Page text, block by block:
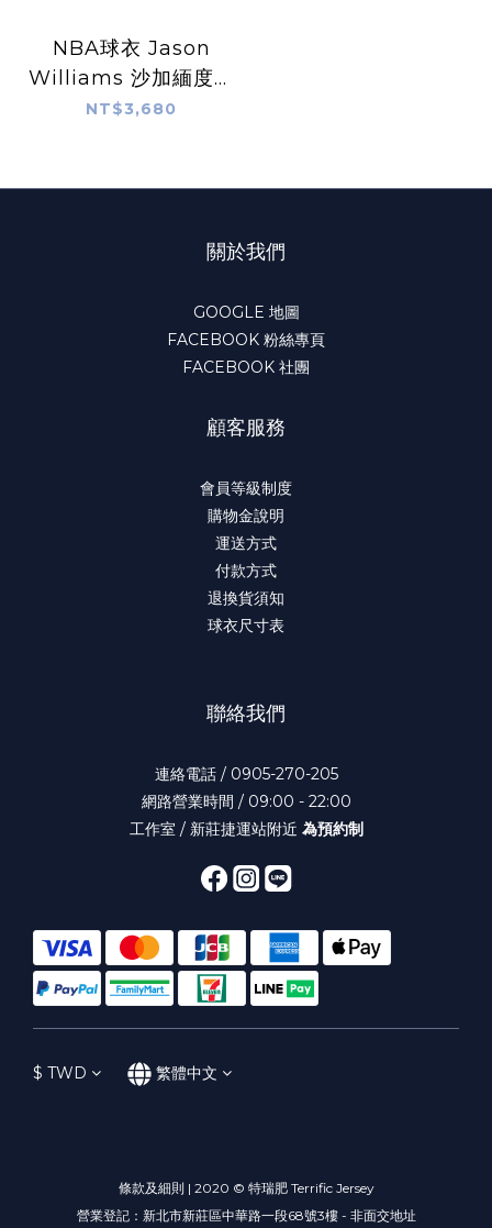
NBA球衣 Jason
Williams 沙加緬度國
王復古黑 Adidas
NT$3,680
關於我們
GOOGLE 地圖
FACEBOOK 粉絲專頁
FACEBOOK 社團
顧客服務
會員等級制度
購物金說明
運送方式
付款方式
退換貨須知
球衣尺寸表
聯絡我們
連絡電話 / 0905-270-205
網路營業時間 / 09:00 - 22:00
工作室 / 新莊捷運站附近 為預約制
$ TWD 繁體中文
條款及細則 | 2020 © 特瑞肥 Terrific Jersey
營業登記：新北市新莊區中華路一段68號3樓 - 非面交地址